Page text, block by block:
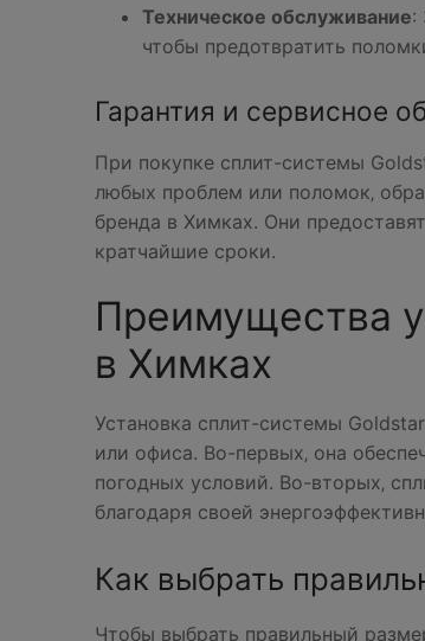
Техническое обслуживание:
чтобы предотвратить
Гарантия и сервисное
При покупке сплит-системы
любых проблем или поломок‚
бренда в Химках. Они
кратчайшие сроки.
Преимущества
в Химках
Установка сплит-системы
или офиса. Во-первых‚ она
погодных условий. Во-вторых‚
благодаря своей
Как выбрать
Чтобы выбрать правильный